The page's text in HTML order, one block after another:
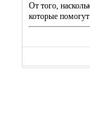
От того,
которые